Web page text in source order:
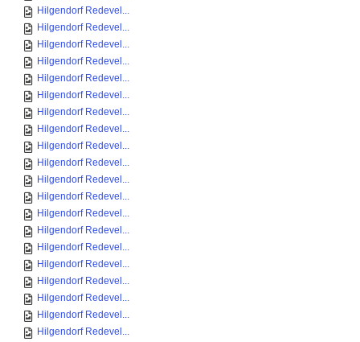
Hilgendorf Redevel...
Hilgendorf Redevel...
Hilgendorf Redevel...
Hilgendorf Redevel...
Hilgendorf Redevel...
Hilgendorf Redevel...
Hilgendorf Redevel...
Hilgendorf Redevel...
Hilgendorf Redevel...
Hilgendorf Redevel...
Hilgendorf Redevel...
Hilgendorf Redevel...
Hilgendorf Redevel...
Hilgendorf Redevel...
Hilgendorf Redevel...
Hilgendorf Redevel...
Hilgendorf Redevel...
Hilgendorf Redevel...
Hilgendorf Redevel...
Hilgendorf Redevel...